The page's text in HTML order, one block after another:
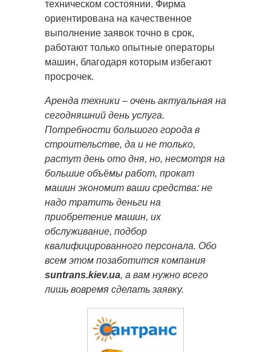
техническом состоянии. Фирма
ориентирована на качественное
выполнение заявок точно в срок,
работают только опытные операторы
машин, благодаря которым избегают
просрочек.
Аренда техники – очень актуальная на
сегодняшний день услуга.
Потребности большого города в
строительстве, да и не только,
растут день ото дня, но, несмотря на
большие объёмы работ, прокат
машин экономит ваши средства: не
надо тратить деньги на
приобретение машин, их
обслуживание, подбор
квалифицированного персонала. Обо
всем этом позаботится компания
suntrans.kiev.ua, а вам нужно всего
лишь вовремя сделать заявку.